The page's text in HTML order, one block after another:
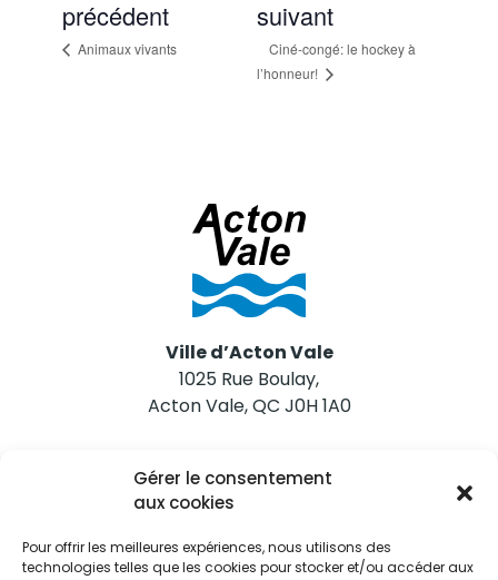
Gérer le consentement
aux cookies
Pour offrir les meilleures expériences, nous utilisons des
technologies telles que les cookies pour stocker et/ou accéder aux
précédent
Animaux vivants
suivant
Ciné-congé: le hockey à
l’honneur!
Ville d’Acton Vale
1025 Rue Boulay,
Acton Vale, QC J0H 1A0
Nous joindre
Tél. 450 546-2703